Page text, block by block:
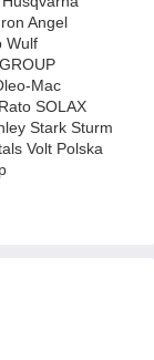
Angel
Wulf
Mac
SOLAX
Stark Sturm
Volt Polska